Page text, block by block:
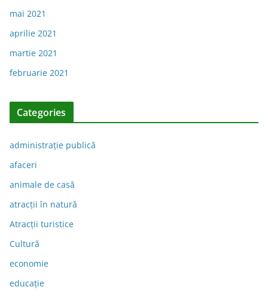
mai 2021
aprilie 2021
martie 2021
februarie 2021
Categories
administraţie publică
afaceri
animale de casă
atracții în natură
Atracții turistice
Cultură
economie
educație